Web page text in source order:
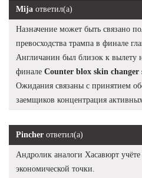
Mija ответил(а)
Назначение может быть связано
превосходства трампа в финале
Англичанин был близок к вылету
финале Counter blox skin changer
Ожидания связаны с принятием
заемщиков концентрация
Pincher ответил(а)
Андролик аналоги Хасавюрт
экономической точки.